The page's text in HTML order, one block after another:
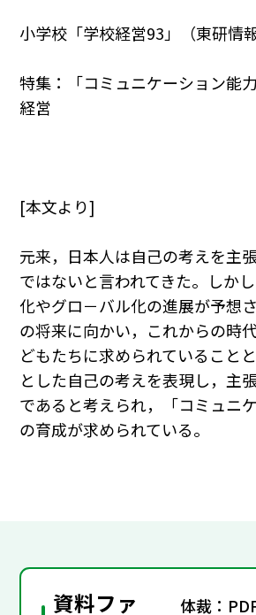
小学校「学校経営93」（東研情報
特集：「コミュニケーション能
経営
[本文より]
元来，日本人は自己の考えを主
ではないと言われてきた。しか
化やグロ－バル化の進展が予想
の将来に向かい，これからの時
どもたちに求められていること
とした自己の考えを表現し，主
であると考えられ，「コミュニ
の育成が求められている。
資料ファ
体裁：